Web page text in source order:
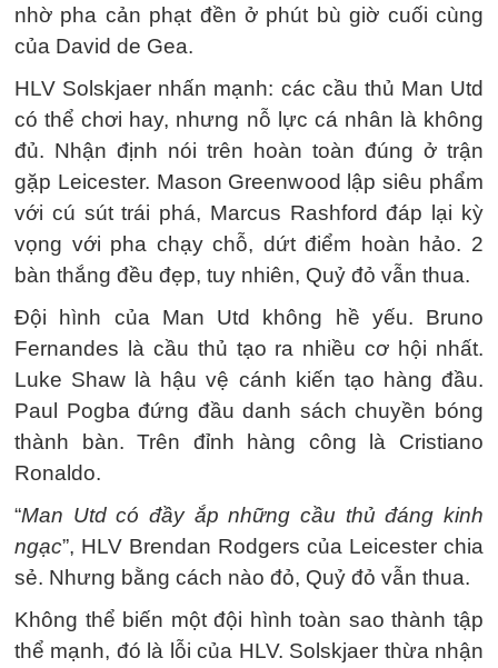
nhờ pha cản phạt đền ở phút bù giờ cuối cùng
của David de Gea.
HLV Solskjaer nhấn mạnh: các cầu thủ Man Utd
có thể chơi hay, nhưng nỗ lực cá nhân là không
đủ. Nhận định nói trên hoàn toàn đúng ở trận
gặp Leicester. Mason Greenwood lập siêu phẩm
với cú sút trái phá, Marcus Rashford đáp lại kỳ
vọng với pha chạy chỗ, dứt điểm hoàn hảo. 2
bàn thắng đều đẹp, tuy nhiên, Quỷ đỏ vẫn thua.
Đội hình của Man Utd không hề yếu. Bruno
Fernandes là cầu thủ tạo ra nhiều cơ hội nhất.
Luke Shaw là hậu vệ cánh kiến tạo hàng đầu.
Paul Pogba đứng đầu danh sách chuyền bóng
thành bàn. Trên đỉnh hàng công là Cristiano
Ronaldo.
“Man Utd có đầy ắp những cầu thủ đáng kinh
ngạc”, HLV Brendan Rodgers của Leicester chia
sẻ. Nhưng bằng cách nào đỏ, Quỷ đỏ vẫn thua.
Không thể biến một đội hình toàn sao thành tập
thể mạnh, đó là lỗi của HLV. Solskjaer thừa nhận